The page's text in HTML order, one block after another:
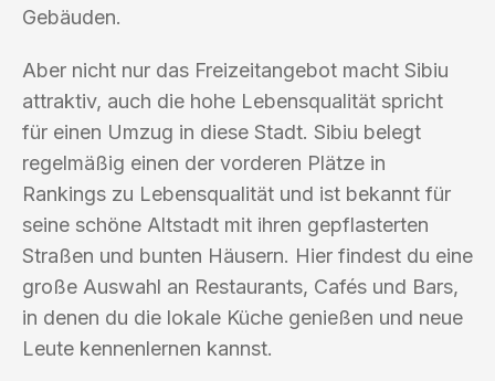
Gebäuden.
Aber nicht nur das Freizeitangebot macht Sibiu
attraktiv, auch die hohe Lebensqualität spricht
für einen Umzug in diese Stadt. Sibiu belegt
regelmäßig einen der vorderen Plätze in
Rankings zu Lebensqualität und ist bekannt für
seine schöne Altstadt mit ihren gepflasterten
Straßen und bunten Häusern. Hier findest du eine
große Auswahl an Restaurants, Cafés und Bars,
in denen du die lokale Küche genießen und neue
Leute kennenlernen kannst.